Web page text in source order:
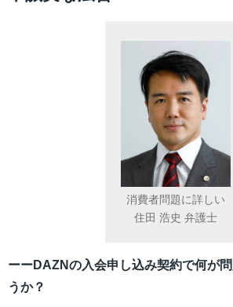
消費者問題に詳しい
住田 浩史 弁護士
ーーDAZNの入会申し込み契約で何が
うか？